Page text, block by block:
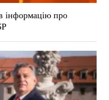
інформацію про